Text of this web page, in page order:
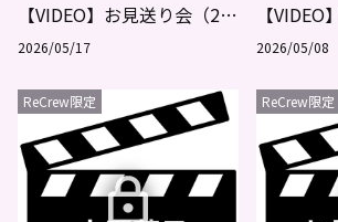
【VIDEO】お見送り会（2026.05.17）
2026/05/17 2026/05/08
ReCrew限定 ReCrew限定